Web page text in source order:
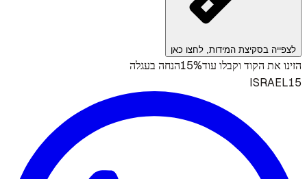
לצפייה בסקיצת המידות, לחצו כאן
הזינו את הקוד וקבלו עוד15%הנחה בעגלה
ISRAEL15